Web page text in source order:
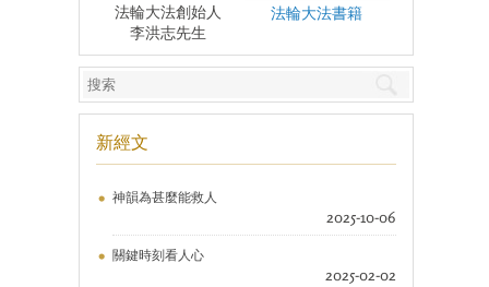
法輪大法創始人
李洪志先生
法輪大法書籍
新經文
神韻為甚麼能救人
2025-10-06
關鍵時刻看人心
2025-02-02